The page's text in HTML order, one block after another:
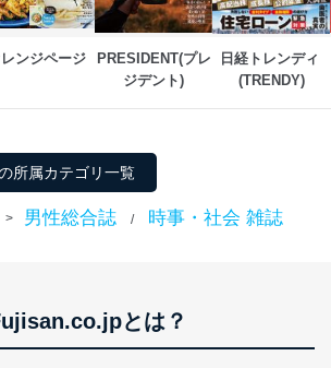
のもと、個人情報を取得・アクセス・利
いたします。
購入商品の配送のため
ンジページ
PRESIDENT(プレ
ジデント)
日経トレンディ
(TRENDY)
所属カテゴリ一覧
> 男性総合誌 / 時事・社会 雑誌
とは？